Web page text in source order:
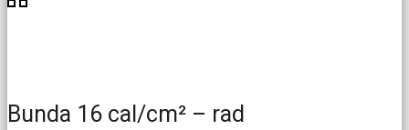
Bunda 16 cal/cm² – rad